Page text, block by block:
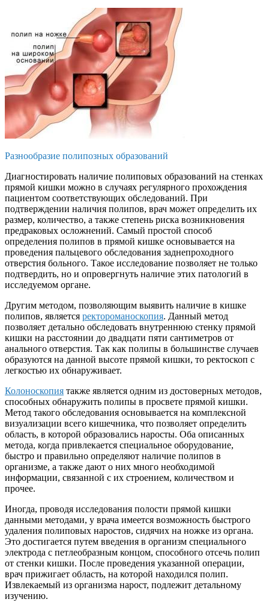
Разнообразие полипозных образований
Диагностировать наличие полиповых образований на стенках
прямой кишки можно в случаях регулярного прохождения
пациентом соответствующих обследований. При
подтверждении наличия полипов, врач может определить их
размер, количество, а также степень риска возникновения
предраковых осложнений. Самый простой способ
определения полипов в прямой кишке основывается на
проведения пальцевого обследования заднепроходного
отверстия больного. Такое исследование позволяет не только
подтвердить, но и опровергнуть наличие этих патологий в
исследуемом органе.
Другим методом, позволяющим выявить наличие в кишке
полипов, является ректороманоскопия. Данный метод
позволяет детально обследовать внутреннюю стенку прямой
кишки на расстоянии до двадцати пяти сантиметров от
анального отверстия. Так как полипы в большинстве случаев
образуются на данной высоте прямой кишки, то ректоскоп с
легкостью их обнаруживает.
Колоноскопия также является одним из достоверных методов,
способных обнаружить полипы в просвете прямой кишки.
Метод такого обследования основывается на комплексной
визуализации всего кишечника, что позволяет определить
область, в которой образовались наросты. Оба описанных
метода, когда привлекается специальное оборудование,
быстро и правильно определяют наличие полипов в
организме, а также дают о них много необходимой
информации, связанной с их строением, количеством и
прочее.
Иногда, проводя исследования полости прямой кишки
данными методами, у врача имеется возможность быстрого
удаления полиповых наростов, сидячих на ножке из органа.
Это достигается путем введения в организм специального
электрода с петлеобразным концом, способного отсечь полип
от стенки кишки. После проведения указанной операции,
врач прижигает область, на которой находился полип.
Извлекаемый из организма нарост, подлежит детальному
изучению.